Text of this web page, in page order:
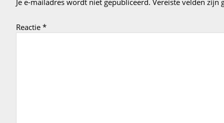
Je e-mailadres wordt niet gepubliceerd. Vereiste velden zijn
Reactie *